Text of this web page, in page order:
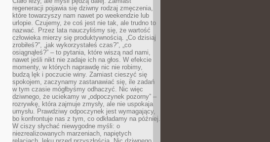
regeneracji pojawia się dziwny rodzaj zmęczenia,
które towarzyszy nam nawet po weekendzie lub
urlopie. Czujemy, że coś jest nie tak, ale trudno to
nazwać. Przez lata nauczyliśmy się, że wartość
człowieka mierzy się produktywnością. „Co dzisiaj
zrobiłeś?”, „jak wykorzystałeś czas?”, „co
osiągnąłeś?” – to pytania, które wiszą nad nami,
nawet jeśli nikt nie zadaje ich na głos. W efekcie
momenty, w których naprawdę nic nie robimy,
budzą lęk i poczucie winy. Zamiast cieszyć się
spokojem, zaczynamy zastanawiać się, ile zadań
w tym czasie mógłbyśmy odhaczyć. Nic więc
dziwnego, że uciekamy w „odpoczynek pozorny” –
rozrywkę, która zajmuje zmysły, ale nie uspokaja
umysłu. Prawdziwy odpoczynek jest wymagający,
bo konfrontuje nas z tym, co odkładamy na później.
W ciszy słychać niewygodne myśli: o
niezrealizowanych marzeniach, napiętych